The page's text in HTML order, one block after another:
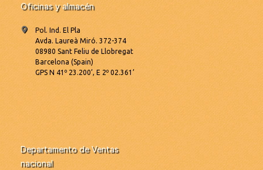
Oficinas y almacén
Pol. Ind. El Pla
Avda. Laureà Miró. 372-374
08980 Sant Feliu de Llobregat
Barcelona (Spain)
GPS N 41º 23.200’, E 2º 02.361’
Departamento de Ventas
nacional